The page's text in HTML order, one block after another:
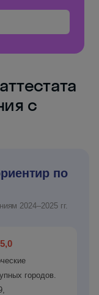
с
по
2024–2025 гг.
городов.